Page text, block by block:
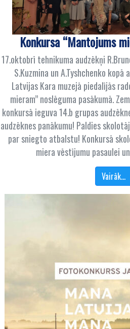
Konkursa “Mantojums
17.oktobrī tehnikuma audzēkņi
S.Kuzmina un A.Tyshchenko
Latvijas Kara muzejā piedalījās
mieram” noslēguma pasākumā.
konkursā ieguva 14.b grupas
audzēknes panākumu! Paldies
par sniegto atbalstu! Konkursā
miera vēstījumu pasaulei
Vairāk…